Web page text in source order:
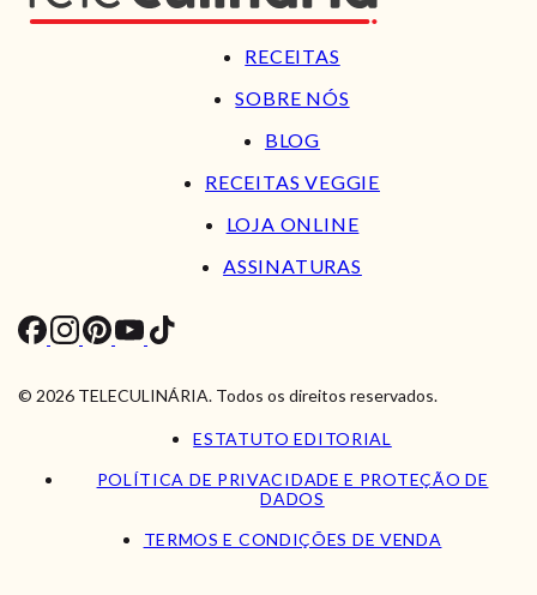
RECEITAS
SOBRE NÓS
BLOG
RECEITAS VEGGIE
LOJA ONLINE
ASSINATURAS
© 2026 TELECULINÁRIA. Todos os direitos reservados.
ESTATUTO EDITORIAL
POLÍTICA DE PRIVACIDADE E PROTEÇÃO DE
DADOS
TERMOS E CONDIÇÕES DE VENDA